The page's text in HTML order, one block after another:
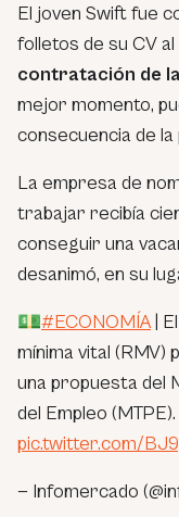
El joven Swift fue
folletos de su CV al
contratación de
mejor momento,
consecuencia de la
La empresa de
trabajar recibía
conseguir una
desanimó, en su
💵#ECONOMÍA |
mínima vital (RMV)
una propuesta del
del Empleo
pic.twitter.com/
— Infomercado